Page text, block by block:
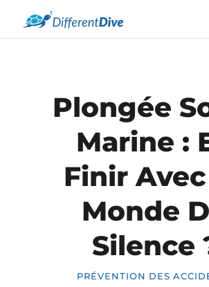
Plongée
Marine :
Finir
Monde
Silence
PRÉVENTION DES